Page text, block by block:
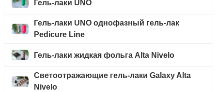
Гель-лаки UNO
Гель-лаки UNO однофазный гель-лак
Pedicure Line
Гель-лаки жидкая фольга Alta Nivelo
Светоотражающие гель-лаки Galaxy Alta
Nivelo